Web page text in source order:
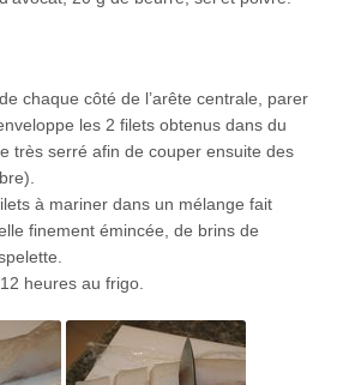
chaque côté de l’arête centrale, parer
les 2 filets obtenus dans du
très serré afin de couper ensuite des
à mariner dans un mélange fait
finement émincée, de brins de
heures au frigo.